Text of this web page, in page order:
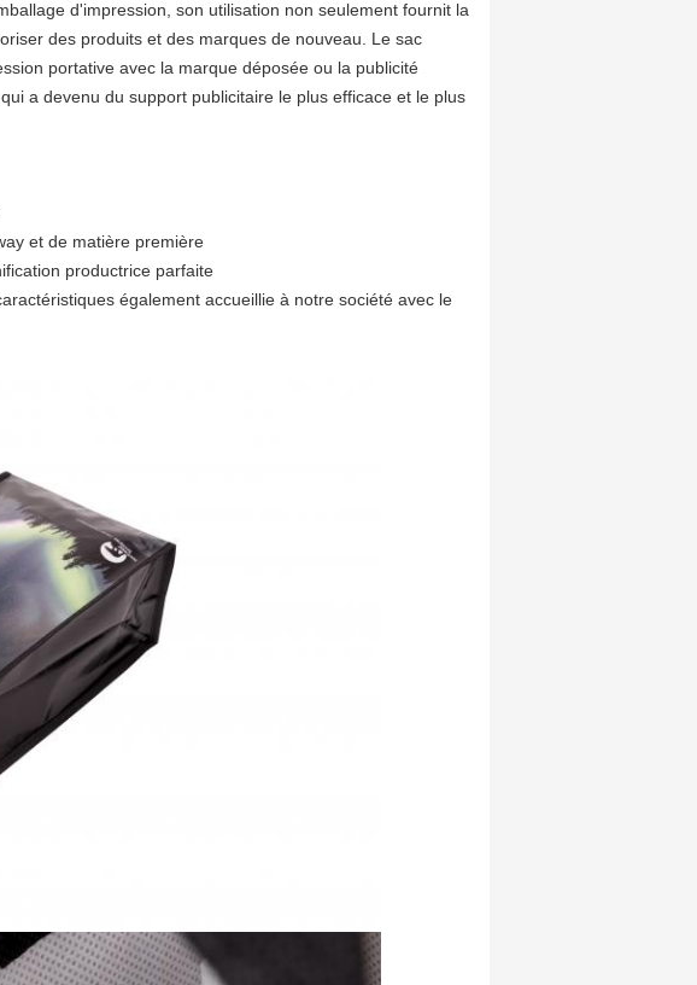
d'impression, son utilisation non seulement fournit la
des produits et des marques de nouveau. Le sac
portative avec la marque déposée ou la publicité
a devenu du support publicitaire le plus efficace et le plus
et de matière première
productrice parfaite
également accueillie à notre société avec le